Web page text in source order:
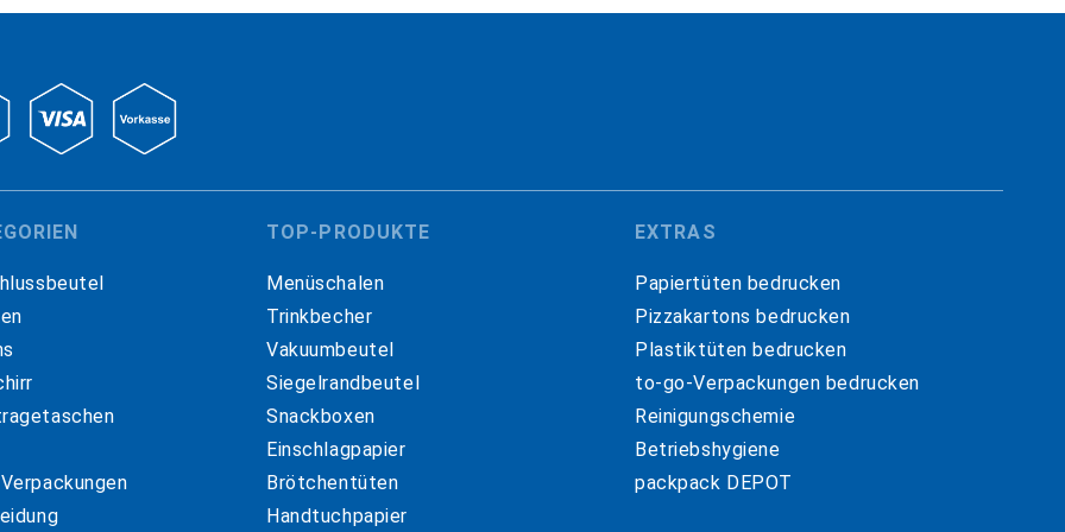
TOP-PRODUKTE
Menüschalen
Trinkbecher
Vakuumbeutel
Siegelrandbeutel
Snackboxen
Einschlagpapier
Brötchentüten
Handtuchpapier
EXTRAS
Papiertüten bedrucken
Pizzakartons bedrucken
Plastiktüten bedrucken
to-go-Verpackungen bedrucken
Reinigungschemie
Betriebshygiene
packpack DEPOT